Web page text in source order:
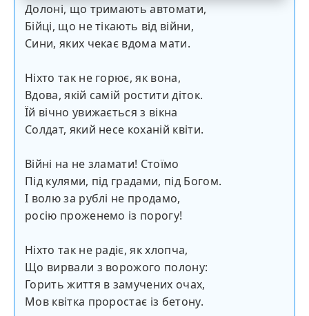
Долоні, що тримають автомати,
Бійці, що не тікають від війни,
Сини, яких чекає вдома мати.
Ніхто так не горює, як вона,
Вдова, якій самій ростити діток.
Їй вічно увижається з вікна
Солдат, який несе коханій квіти.
Війні на не зламати! Стоїмо
Під кулями, під градами, під Богом.
І волю за рублі не продамо,
росію проженемо із порогу!
Ніхто так не радіє, як хлопча,
Що вирвали з ворожого полону:
Горить життя в замучених очах,
Мов квітка проростає із бетону.